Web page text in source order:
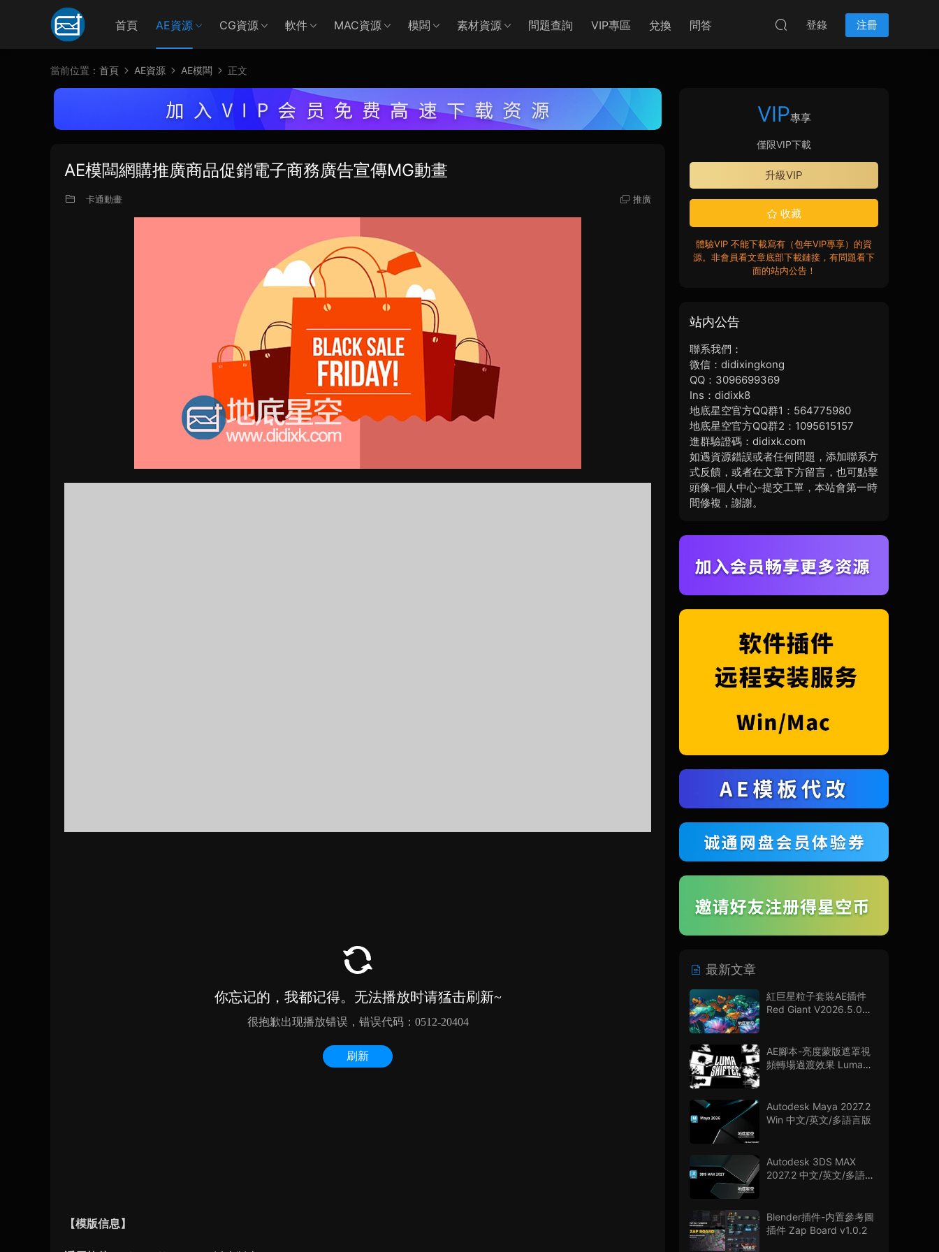
首頁 AE資源 CG資源 軟件 MAC資源 模闆 素材資源 問題查詢 VIP專區 兌換 問答 登錄 注冊
當前位置： 首頁 AE資源 AE模闆 正文
AE模闆網購推廣商品促銷電子商務廣告宣傳MG動畫
卡通動畫 推廣
【模版信息】
VIP專享
僅限VIP下載
升級VIP
收藏
體驗VIP 不能下載寫有（包年VIP專享）的資
源。非會員看文章底部下載鏈接，有問題看下
面的站内公告！
站内公告
聯系我們：
微信：didixingkong
QQ：3096699369
Ins：didixk8
地底星空官方QQ群1：564775980
地底星空官方QQ群2：1095615157
進群驗證碼：didixk.com
如遇資源錯誤或者任何問題，添加聯系方
式反饋，或者在文章下方留言，也可點擊
頭像-個人中心-提交工單，本站會第一時
間修複，謝謝。
最新文章
紅巨星粒子套裝AE插件
Red Giant V2026.5.0
Bullet + VFX Suit
AE腳本-亮度蒙版遮罩視
頻轉場過渡效果 Luma
Autodesk Maya 2027.2
Win 中文/英文/多語言版
Autodesk 3DS MAX
2027.2 中文/英文/多語言
Blender插件-内置參考圖
插件 Zap Board v1.0.2